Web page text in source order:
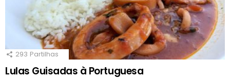
293 Partilhas
Lulas Guisadas à Portuguesa